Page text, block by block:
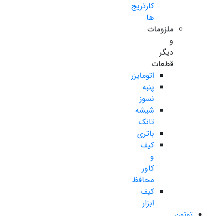
کارتریج
ها
ملزومات
و
دیگر
قطعات
اتومایزر
پنبه
نسوز
شیشه
تانک
باتری
کیف
و
کاور
محافظ
کیف
ابزار